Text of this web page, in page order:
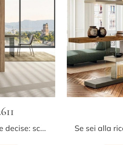
Materiali di pregio e linee decise: scopri la libreria LagoLinea 2611 di Lago tra le più originali Librerie moderne sospese.